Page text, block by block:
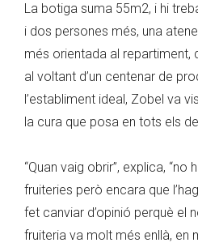
La botiga suma 55m2, i hi
i dos persones més, una
més orientada al repartiment,
al voltant d’un centenar de
l’establiment ideal, Zobel va
la cura que posa en tots els
“Quan vaig obrir”, explica,
fruiteries però encara que
fet canviar d’opinió perquè el
fruiteria va molt més enllà, en